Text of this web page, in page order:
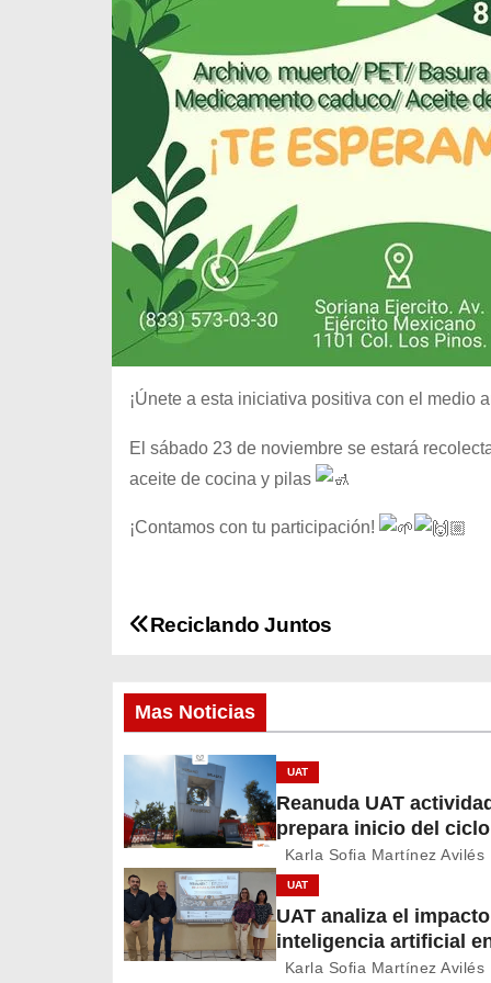
¡Únete a esta iniciativa positiva con el medio
El sábado 23 de noviembre se estará
aceite de cocina y pilas
¡Contamos con tu participación!
N
v
e
g
a
c
i
Reciclando Juntos
Mas Noticias
UAT
Reanuda UAT
prepara inicio del ciclo
2026
Karla Sofia Martínez Avilés
UAT
UAT analiza el
inteligencia artificial
educación
Karla Sofia Martínez Avilés